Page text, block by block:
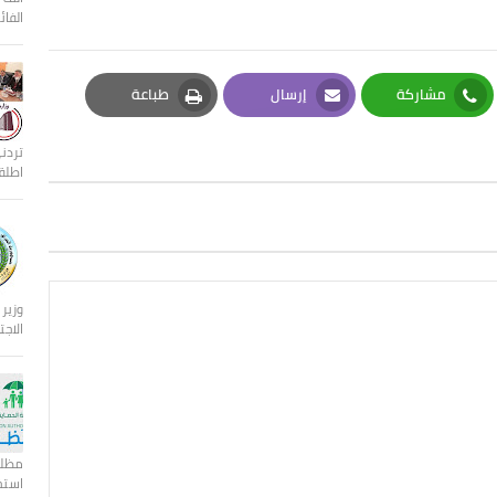
مشاركة
Whatsapp
إرسال
Email
طباعة
Print